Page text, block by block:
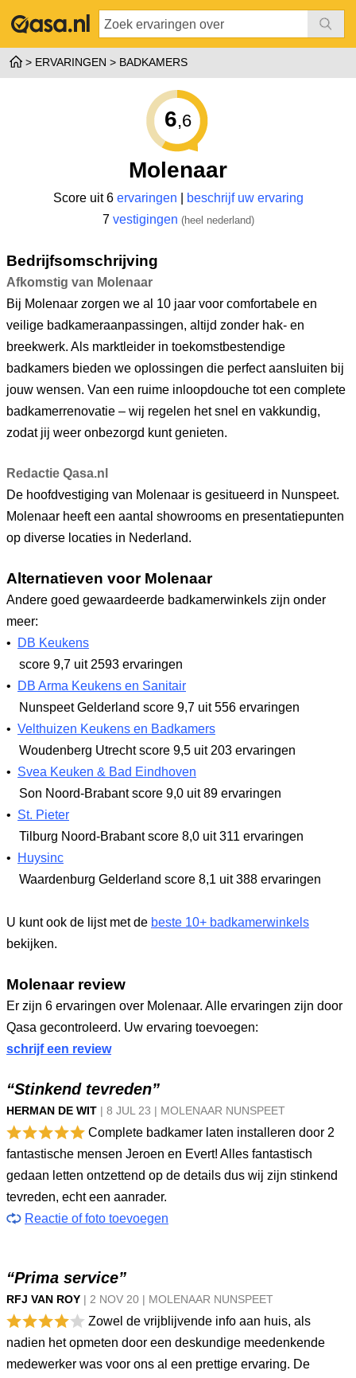
ERVARINGEN BADKAMERS
6,6
Molenaar
Score uit 6 ervaringen
beschrijf uw ervaring
7 vestigingen (heel nederland)
Bedrijfsomschrijving
Afkomstig van Molenaar
Bij Molenaar zorgen we al 10 jaar voor comfortabele en
veilige badkameraanpassingen, altijd zonder hak- en
breekwerk. Als marktleider in toekomstbestendige
badkamers bieden we oplossingen die perfect aansluiten bij
jouw wensen. Van een ruime inloopdouche tot een complete
badkamerrenovatie – wij regelen het snel en vakkundig,
zodat jij weer onbezorgd kunt genieten.
Redactie Qasa.nl
De hoofdvestiging van Molenaar is gesitueerd in Nunspeet.
Molenaar heeft een aantal showrooms en presentatiepunten
op diverse locaties in Nederland.
Alternatieven voor Molenaar
Andere goed gewaardeerde badkamerwinkels zijn onder
meer:
•
DB Keukens
score 9,7 uit 2593 ervaringen
•
DB Arma Keukens en Sanitair
Nunspeet Gelderland score 9,7 uit 556 ervaringen
• Velthuizen Keukens en Badkamers
Woudenberg Utrechtscore 9,5 uit 203 ervaringen
• Svea Keuken & Bad Eindhoven
Son Noord-Brabantscore 9,0 uit 89 ervaringen
• St. Pieter
Tilburg Noord-Brabantscore 8,0 uit 311 ervaringen
•
Huysinc
Waardenburg Gelderland score 8,1 uit 388 ervaringen
U kunt ook de lijst met de beste 10+ badkamerwinkels
bekijken.
Molenaar review
Er zijn 6 ervaringen over Molenaar. Alle ervaringen zijn door
Qasa gecontroleerd. Uw ervaring toevoegen:
schrijf een review
“Stinkend tevreden”
HERMAN DE WIT | 8 JUL 23 | MOLENAAR NUNSPEET
Complete badkamer laten installeren door 2
fantastische mensen Jeroen en Evert! Alles fantastisch
gedaan letten ontzettend op de details dus wij zijn stinkend
tevreden, echt een aanrader.
Reactie of foto toevoegen
“Prima service”
RFJ VAN ROY | 2 NOV 20 | MOLENAAR NUNSPEET
Zowel de vrijblijvende info aan huis, als
nadien het opmeten door een deskundige meedenkende
medewerker was voor ons al een prettige ervaring. De